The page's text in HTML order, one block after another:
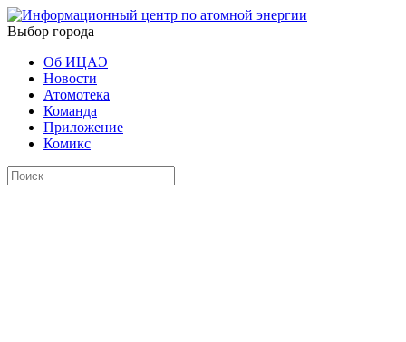
Выбор города
Об ИЦАЭ
Новости
Атомотека
Команда
Приложение
Комикс